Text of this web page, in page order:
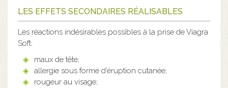
LES EFFETS SECONDAIRES RÉALISABLES
Les réactions indésirables possibles à la prise de Viagra
Soft:
maux de tête;
allergie sous forme d’éruption cutanée;
rougeur au visage;